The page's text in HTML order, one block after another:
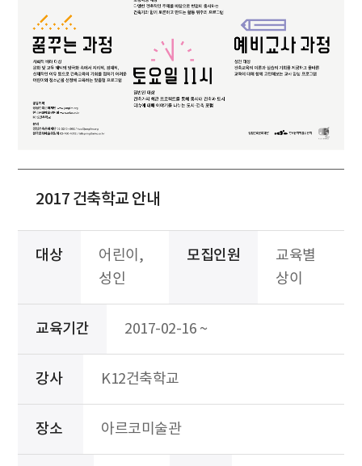
2017 건축학교 안내
대상
어린이,
성인
모집인원
교육별
상이
교육기간 2017-02-16 ~
강사 K12건축학교
장소 아르코미술관